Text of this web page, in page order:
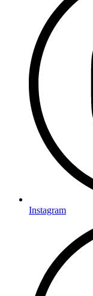
Instagram